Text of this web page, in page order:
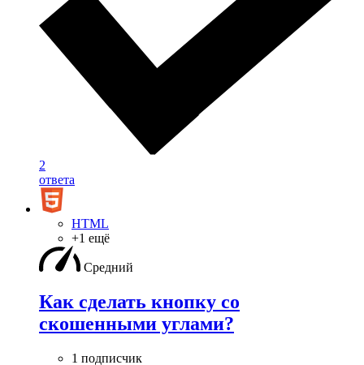
2
ответа
HTML
+1 ещё
Средний
Как сделать кнопку со
скошенными углами?
1 подписчик